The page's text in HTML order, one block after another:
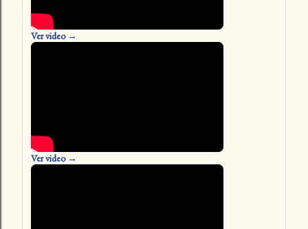
Ver video →
Ver video →